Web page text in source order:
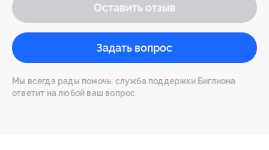
Оставить отзыв
Задать вопрос
Мы всегда рады помочь: служба поддержки Биглиона
ответит на любой ваш вопрос